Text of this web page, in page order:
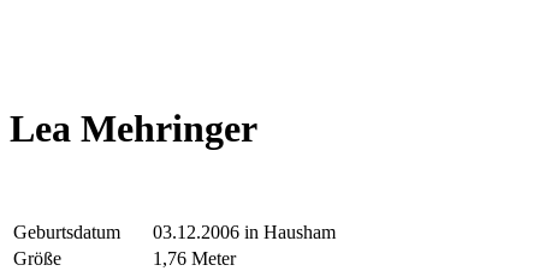
Lea Mehringer
Geburtsdatum
03.12.2006 in Hausham
Größe
1,76 Meter